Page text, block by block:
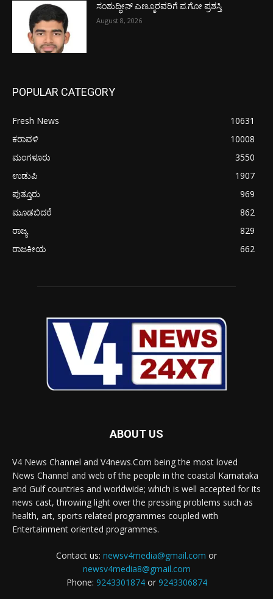
ಸಂಶುದ್ಧೀನ್ ಎಣ್ಮೂರವರಿಗೆ ಪ.ಗೋ ಪ್ರಶಸ್ತಿ
August 8, 2026
POPULAR CATEGORY
Fresh News
10631
ಕರಾವಳಿ
10008
ಮಂಗಳೂರು
3550
ಉಡುಪಿ
1907
ಪುತ್ತೂರು
969
ಮೂಡಬಿದರೆ
862
ರಾಜ್ಯ
829
ರಾಜಕೀಯ
662
ABOUT US
V4 News Channel and V4news.Com being the most loved
News Channel and web of the people in the coastal Karnataka
and Gulf countries and worldwide; which is well accepted for its
news cast, throwing light over the pressing problems such as
health, art, sports related programmes coupled with
Entertainment oriented programmes.
Contact us: newsv4media@gmail.com or
newsv4media8@gmail.com
Phone: 9243301874or 9243306874